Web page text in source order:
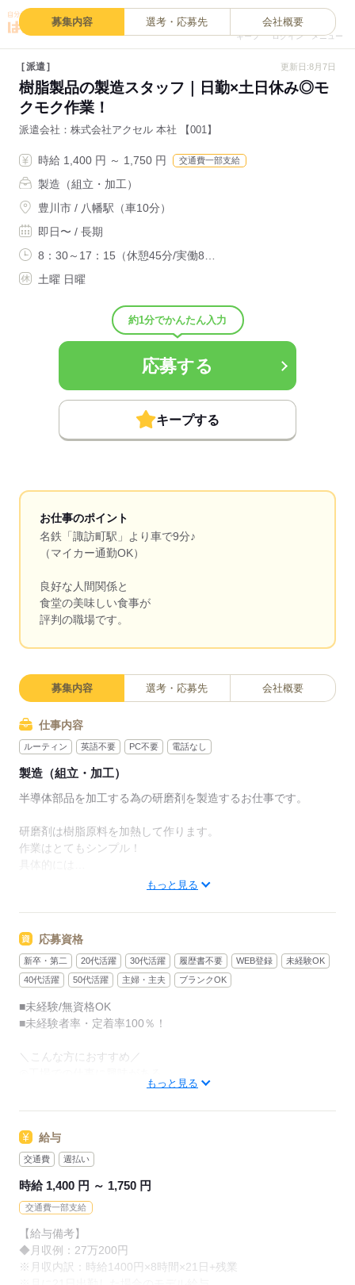
キープ ログイン メニュー
募集内容 選考・応募先 会社概要
派遣 更新日:8月7日
樹脂製品の製造スタッフ｜日勤×土日休み◎モ
クモク作業！
派遣会社 株式会社アクセル 本社 【001】
時給 1,400 円 ～ 1,750 円 交通費一部支給
製造（組立・加工）
豊川市 / 八幡駅（車10分）
即日〜 / 長期
8：30～17：15（休憩45分/実働8…
土曜 日曜
約1分でかんたん入力
応募する
キープする
お仕事のポイント
名鉄「諏訪町駅」より車で9分♪
（マイカー通勤OK）
良好な人間関係と
食堂の美味しい食事が
評判の職場です。
募集内容 選考・応募先 会社概要
仕事内容
ルーティン 英語不要 PC不要 電話なし
製造（組立・加工）
半導体部品を加工する為の研磨剤を製造するお仕事です。
研磨剤は樹脂原料を加熱して作ります。
作業はとてもシンプル！
・流し込んだ型枠をベルトコンベアーに置いていく
出来上がりは3～6ｍｍくらいの小さなモノなので、
重量物を持ったり運んだり…などの力仕事は一切ありません。
作業マニュアルも完備しているので
未経験でも安心してスタートできます。
最初の1週間は先輩サポートあり♪
工具の使い方もイチから丁寧に
もっと見る
応募資格
新卒・第二 20代活躍 30代活躍 履歴書不要 WEB登録
未経験OK
40代活躍
50代活躍 主婦・主夫 ブランクOK
■未経験/無資格OK
■未経験者率・定着率100％！
＼こんな方におすすめ／
◎体を動かす仕事がしたい
髪色・髪型自由、ネイル・ピアスOK、ひげOK
★WEB面談実施中★
もっと見る
給与
交通費 週払い
時給 1,400 円 ～ 1,750 円
交通費一部支給
【給与備考】
◆月収例：27万200円
※月収内訳：時給1400円×8時間×21日+残業